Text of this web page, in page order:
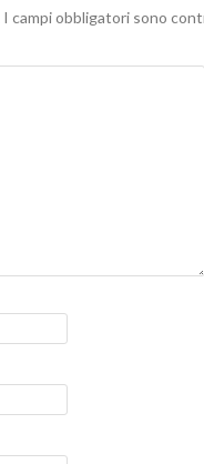
I campi obbligatori sono